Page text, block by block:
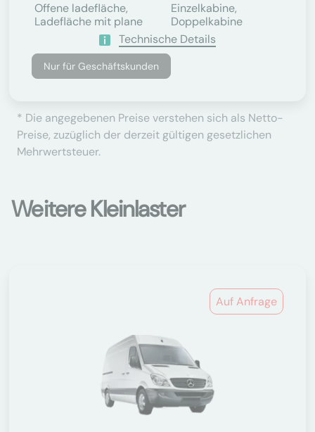
Offene ladefläche,
Ladefläche mit plane
Einzelkabine,
Doppelkabine
Technische Details
Nur für Geschäftskunden
* Die angegebenen Preise verstehen sich als Netto-
Preise, zuzüglich der derzeit gültigen gesetzlichen
Mehrwertsteuer.
Weitere Kleinlaster
Auf Anfrage